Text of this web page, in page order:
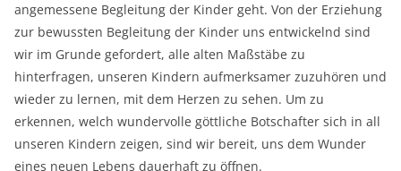
angemessene Begleitung der Kinder geht. Von der Erziehung
zur bewussten Begleitung der Kinder uns entwickelnd sind
wir im Grunde gefordert, alle alten Maßstäbe zu
hinterfragen, unseren Kindern aufmerksamer zuzuhören und
wieder zu lernen, mit dem Herzen zu sehen. Um zu
erkennen, welch wundervolle göttliche Botschafter sich in all
unseren Kindern zeigen, sind wir bereit, uns dem Wunder
eines neuen Lebens dauerhaft zu öffnen.